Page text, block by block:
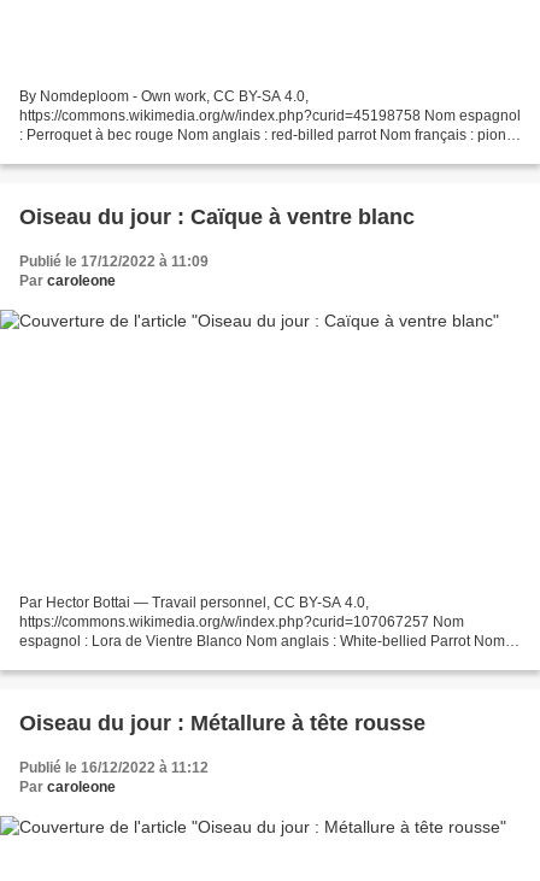
By Nomdeploom - Own work, CC BY-SA 4.0,
https://commons.wikimedia.org/w/index.php?curid=45198758 Nom espagnol
: Perroquet à bec rouge Nom anglais : red-billed parrot Nom français : pione
Oiseau du jour : Caïque à ventre blanc
Publié le 17/12/2022 à 11:09
Par caroleone
Par Hector Bottai — Travail personnel, CC BY-SA 4.0,
https://commons.wikimedia.org/w/index.php?curid=107067257 Nom
espagnol : Lora de Vientre Blanco Nom anglais : White-bellied Parrot Nom
Oiseau du jour : Métallure à tête rousse
Publié le 16/12/2022 à 11:12
Par caroleone